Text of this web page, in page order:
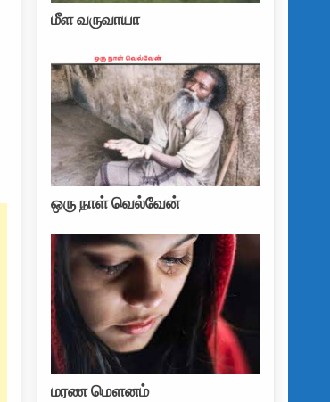
மீள வருவாயா
ஒரு நாள் வெல்வேன்
மரண மௌனம்